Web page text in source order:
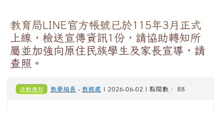
教育局LINE官方帳號已於115年3月正式
上線，檢送宣傳資訊1份，請協助轉知所
屬並加強向原住民族學生及家長宣導，請
查照。
活動通知 教學組長 - 教務處 | 2026-06-02 | 點閱數： 88